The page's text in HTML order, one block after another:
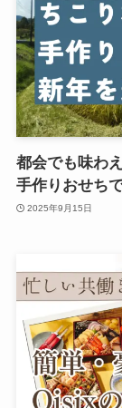
都会でも味わ
手作りおせち
2025年9月15日